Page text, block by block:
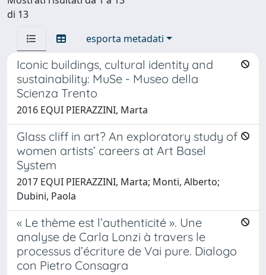
di 13
esporta metadati
Iconic buildings, cultural identity and
sustainability: MuSe - Museo della
Scienza Trento
2016 EQUI PIERAZZINI, Marta
Glass cliff in art? An exploratory study of
women artists’ careers at Art Basel
System
2017 EQUI PIERAZZINI, Marta; Monti, Alberto;
Dubini, Paola
« Le thème est l’authenticité ». Une
analyse de Carla Lonzi à travers le
processus d’écriture de Vai pure. Dialogo
con Pietro Consagra